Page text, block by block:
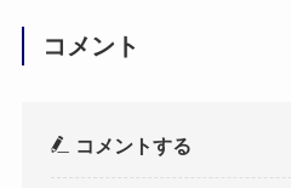
コメント
コメントする